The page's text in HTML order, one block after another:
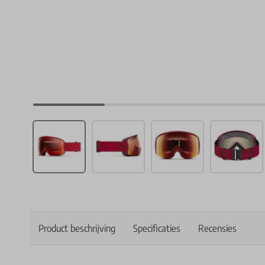
Product beschrijving Specificaties Recensies